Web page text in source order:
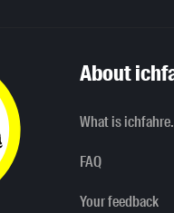
About
What is
FAQ
Your feedback